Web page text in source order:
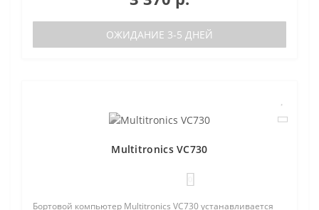
ОЖИДАНИЕ 3-5 ДНЕЙ
Multitronics VC730
Бортовой компьютер Multitronics VC730 устанавливается